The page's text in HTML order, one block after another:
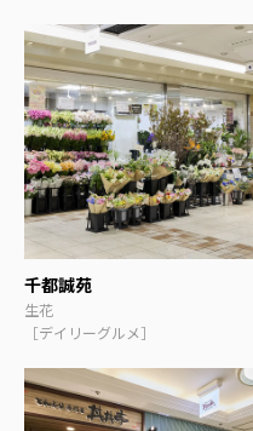
千都誠苑
生花
［デイリーグルメ］